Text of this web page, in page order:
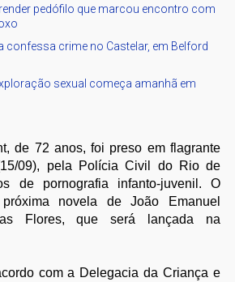
pedófilo que marcou encontro com
confessa crime no Castelar, em Belford
sexual começa amanhã em
de 72 anos, foi preso em flagrante
09), pela Polícia Civil do Rio de
de pornografia infanto-juvenil. O
novela de João Emanuel
Flores, que será lançada na
com a Delegacia da Criança e